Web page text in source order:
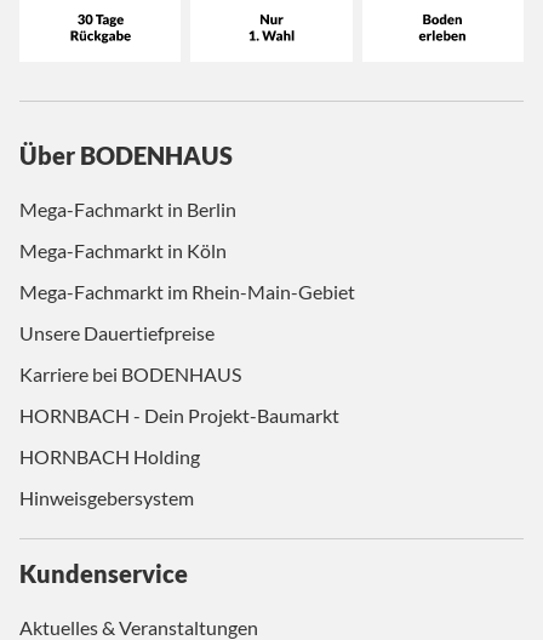
Über BODENHAUS
Mega-Fachmarkt in Berlin
Mega-Fachmarkt in Köln
Mega-Fachmarkt im Rhein-Main-Gebiet
Unsere Dauertiefpreise
Karriere bei BODENHAUS
HORNBACH - Dein Projekt-Baumarkt
HORNBACH Holding
Hinweisgebersystem
Kundenservice
Aktuelles & Veranstaltungen